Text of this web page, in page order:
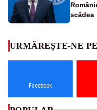
scădea
URMĂREȘTE-NE PE
Facebook